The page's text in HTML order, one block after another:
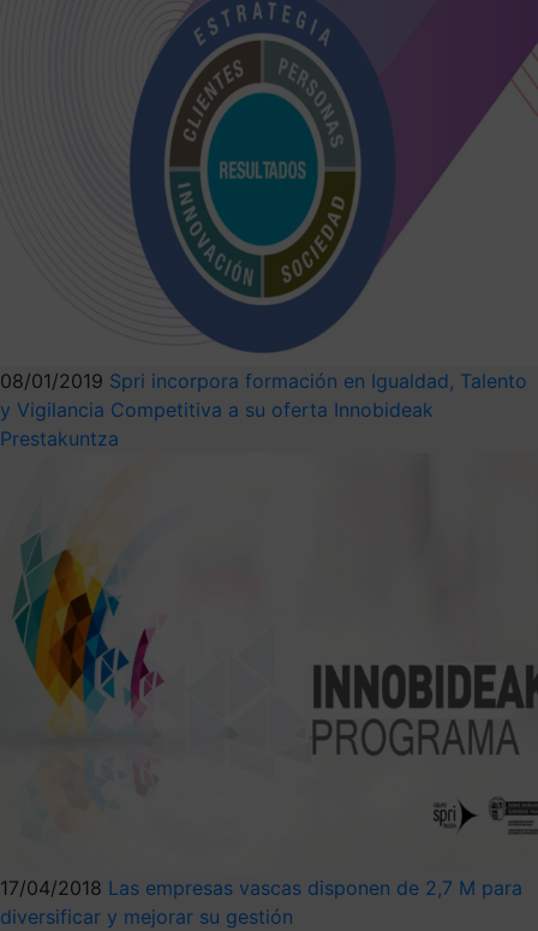
08/01/2019 Spri incorpora formación en Igualdad, Talento
y Vigilancia Competitiva a su oferta Innobideak
Prestakuntza
17/04/2018 Las empresas vascas disponen de 2,7 M para
diversificar y mejorar su gestión